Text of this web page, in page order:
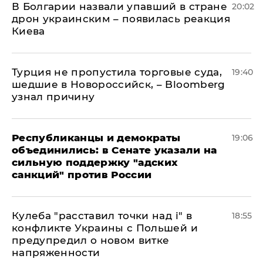
В Болгарии назвали упавший в стране
дрон украинским – появилась реакция
Киева
20:02
Турция не пропустила торговые суда,
шедшие в Новороссийск, – Bloomberg
узнал причину
19:40
Республиканцы и демократы
объединились: в Сенате указали на
сильную поддержку "адских
санкций" против России
19:06
Кулеба "расставил точки над і" в
конфликте Украины с Польшей и
предупредил о новом витке
напряженности
18:55